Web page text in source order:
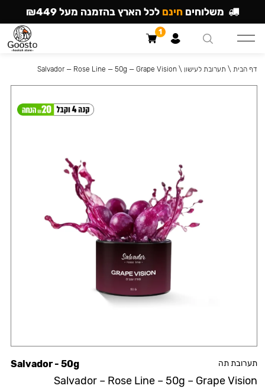
תערובת תה
Salvador – Rose Line – 50g – Grape Vision
Salvador - 50g
דף הבית \ תערובת לעישון \
Salvador — Rose Line — 50g — Grape Vision
משלוחים חינם לכל הארץ בהזמנה מעל ₪449
1